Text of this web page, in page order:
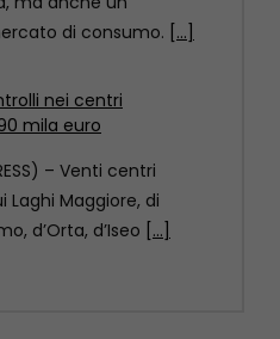
designata Capitale
Unesco-Uia
degli architetti)